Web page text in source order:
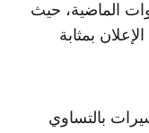
الماضية، حيث
بمثابة
بالتساوي